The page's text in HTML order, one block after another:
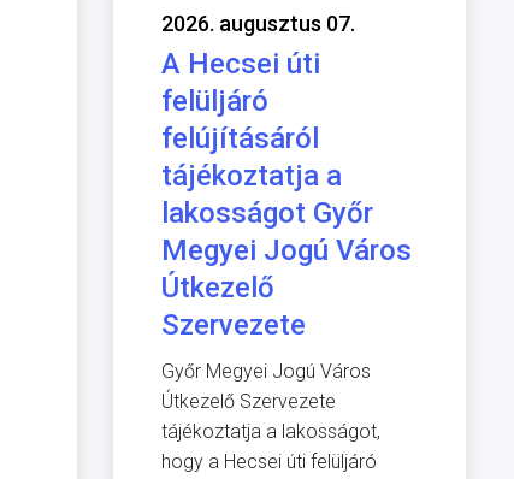
2026. augusztus 07.
A Hecsei úti
felüljáró
felújításáról
tájékoztatja a
lakosságot Győr
Megyei Jogú Város
Útkezelő
Szervezete
Győr Megyei Jogú Város
Útkezelő Szervezete
tájékoztatja a lakosságot,
hogy a Hecsei úti felüljáró